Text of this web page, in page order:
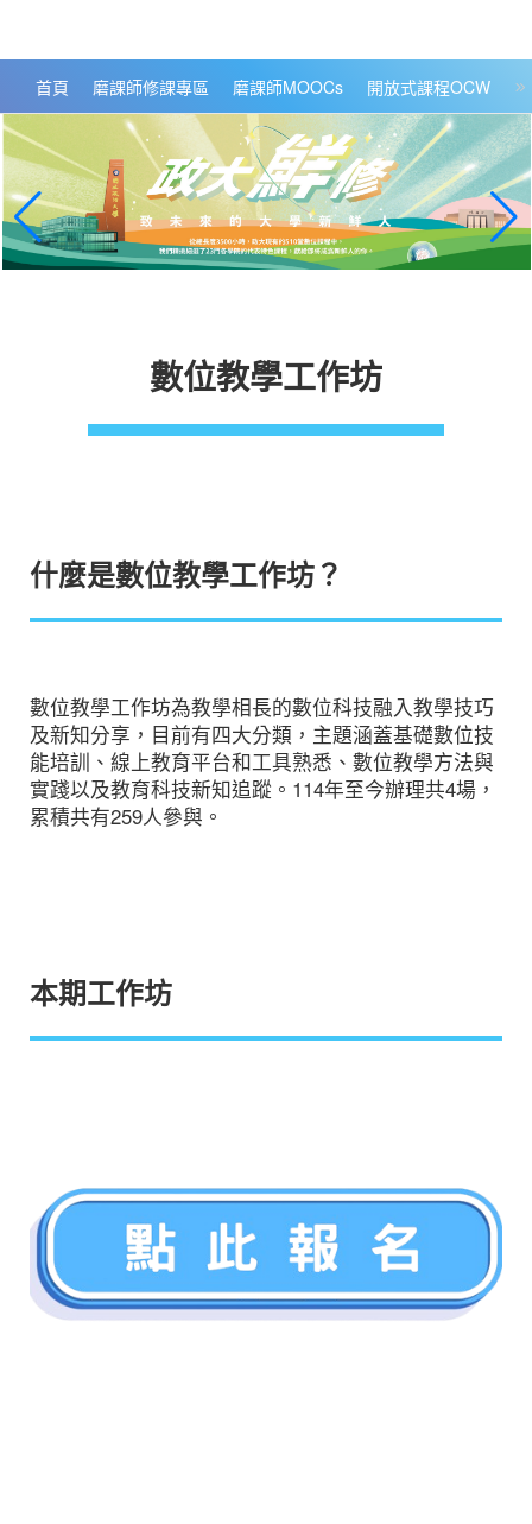
首頁 磨課師修課專區 磨課師MOOCs 開放式課程OCW
數位教學工作坊
什麼是數位教學工作坊？
數位教學工作坊為教學相長的數位科技融入教學技巧
及新知分享， 目前有四大分類，主題涵蓋基礎數位技
能培訓、線上教育平台和工具熟悉、數位教學方法與
實踐以及教育科技新知追蹤。114年至今辦理共4場，
累積共有259人參與。
本期工作坊